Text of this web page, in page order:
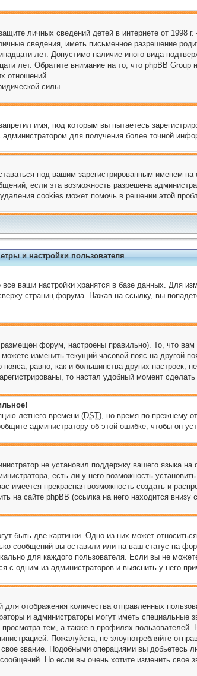
личных сведений детей в интернете от 1998
сведения, иметь письменное разрешение
лет. Допустимо наличие иного вида
лет. Обратите внимание на то, что phpBB Group
отношений.
силы.
имя, под которым вы пытаетесь
для получения более точной
под вашим зарегистрированным именем
если эта возможность разрешена
cookies может помочь в решении этой
и настройки пользователя
ваши настройки хранятся в базе данных. Для
страниц форума. Нажав на ссылку, вы
форум, настроены правильно). То, что вам
изменить текущий часовой пояс на другой
равно, как и большинства других настроек,
то настал удобный момент
летнего времени (DST), но время по-прежнему
администратору об этой ошибке, чтобы он
не установил поддержку вашего языка
есть ли у него возможность
имеется прекрасная возможность создать и
на сайте phpBB (ссылка на него находится внизу
быть две картинки. Одно из них может
сообщений вы оставили или на ваш статус на
для каждого пользователя. Если вы не
с одним из администраторов и выяснить у него
отображения количества отправленных
и администраторы могут иметь специальные
тем, а также в профилях
Пожалуйста, не злоупотребляйте
звание. Подобными операциями вы добьетесь
Но если вы очень хотите изменить свое